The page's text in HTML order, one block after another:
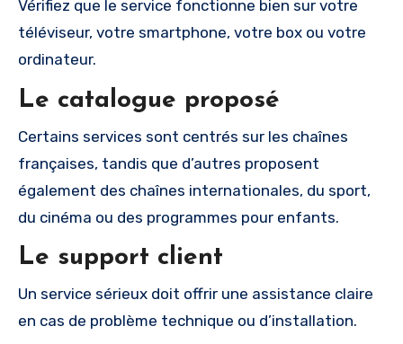
Vérifiez que le service fonctionne bien sur votre
téléviseur, votre smartphone, votre box ou votre
ordinateur.
Le catalogue proposé
Certains services sont centrés sur les chaînes
françaises, tandis que d’autres proposent
également des chaînes internationales, du sport,
du cinéma ou des programmes pour enfants.
Le support client
Un service sérieux doit offrir une assistance claire
en cas de problème technique ou d’installation.